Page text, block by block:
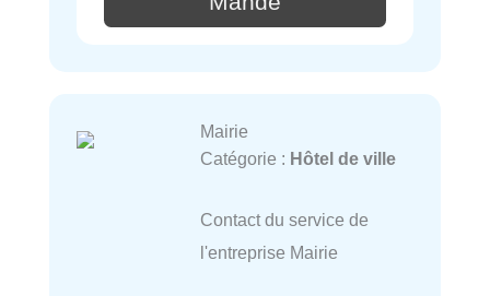
Mairie
Catégorie : Hôtel de ville
Contact du service de
l'entreprise Mairie